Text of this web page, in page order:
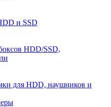
и SSD
HDD/SSD,
для HDD, наушников и